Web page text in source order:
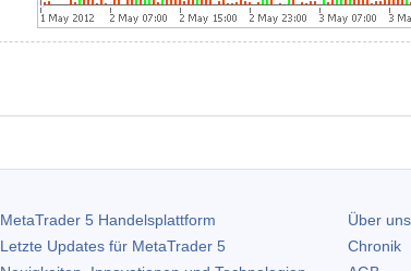
MetaTrader 5Handelsplattform
Letzte Updates für MetaTrader 5
Über uns
Chronik